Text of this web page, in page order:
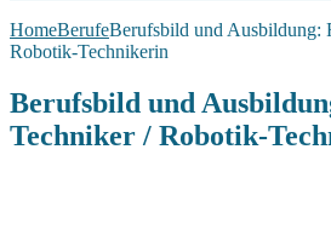
HomeBerufeBerufsbild und Ausbildung:
Robotik-Technikerin
Berufsbild und
Techniker / Robotik-